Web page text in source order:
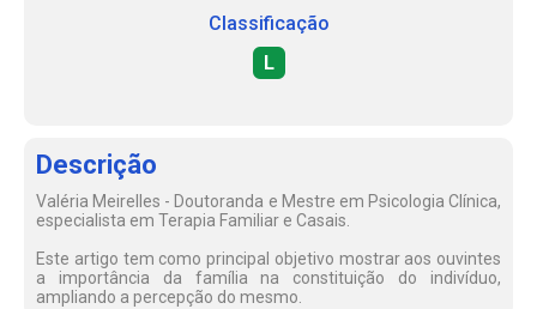
Classificação
L
Descrição
Valéria Meirelles - Doutoranda e Mestre em Psicologia Clínica,
especialista em Terapia Familiar e Casais.
Este artigo tem como principal objetivo mostrar aos ouvintes
a importância da família na constituição do indivíduo,
ampliando a percepção do mesmo.